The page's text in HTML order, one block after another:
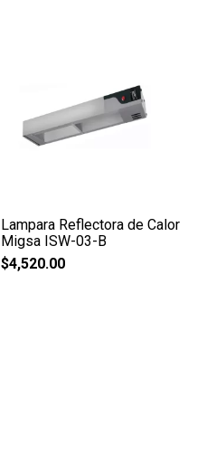
Lampara Reflectora de Calor
Migsa ISW-03-B
$4,520.00